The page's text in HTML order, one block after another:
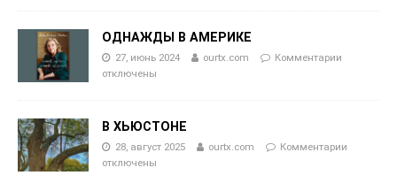
ОДНАЖДЫ В АМЕРИКЕ
27, июнь 2024 ourtx.com
Комментарии
отключены
В ХЬЮСТОНЕ
28, август 2025 ourtx.com
Комментарии
отключены